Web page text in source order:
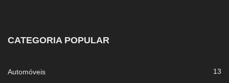
CATEGORIA POPULAR
Automóveis 13